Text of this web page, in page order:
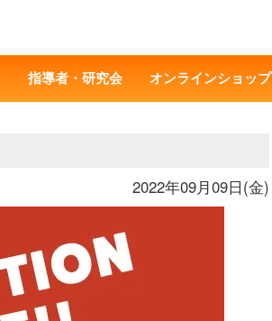
指導者・研究会 オンラインショップ
2022年09月09日(金)